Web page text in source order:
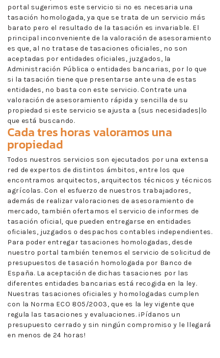
portal sugerimos este servicio si no es necesaria una
tasación homologada, ya que se trata de un servicio más
barato pero el resultado de la tasación es invariable. El
principal inconveniente de la valoración de asesoramiento
es que, al no tratase de tasaciones oficiales, no son
aceptadas por entidades oficiales, juzgados, la
Administración Pública o entidades bancarias, por lo que
si la tasación tiene que presentarse ante una de estas
entidades, no basta con este servicio. Contrate una
valoración de asesoramiento rápida y sencilla de su
propiedad si este servicio se ajusta a {sus necesidades|lo
que está buscando.
Cada tres horas valoramos una
propiedad
Todos nuestros servicios son ejecutados por una extensa
red de expertos de distintos ámbitos, entre los que
encontramos arquitectos, arquitectos técnicos y técnicos
agrícolas. Con el esfuerzo de nuestros trabajadores,
además de realizar valoraciones de asesoramiento de
mercado, también ofertamos el servicio de informes de
tasación oficial, que pueden entregarse en entidades
oficiales, juzgados o despachos contables independientes.
Para poder entregar tasaciones homologadas, desde
nuestro portal también tenemos el servicio de solicitud de
presupuestos de tasación homologada por Banco de
España. La aceptación de dichas tasaciones por las
diferentes entidades bancarias está recogida en la ley.
Nuestras tasaciones oficiales y homologadas cumplen
con la Norma ECO 805/2003, que es la ley vigente que
regula las tasaciones y evaluaciones. ¡Pídanos un
presupuesto cerrado y sin ningún compromiso y le llegará
en menos de 24 horas!